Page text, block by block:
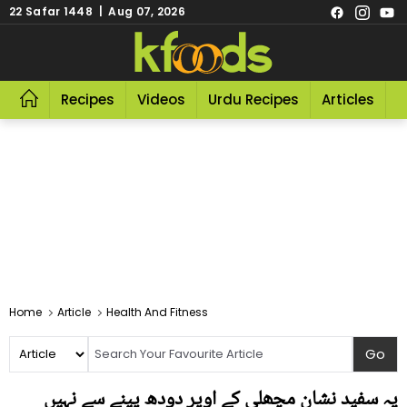
22 Safar 1448 | Aug 07, 2026
Recipes Videos Urdu Recipes Articles
Home Article Health And Fitness
یہ سفید نشان مچھلی کے اوپر دودھ پینے سے نہیں